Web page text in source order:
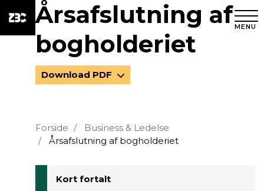
MENU
Årsafslutning af
bogholderiet
Download PDF
Forside
Business & Ledelse
Årsafslutning af bogholderiet
Kort fortalt